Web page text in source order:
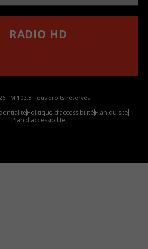
RADIO HD
FM 103,3 Tous droits réservés.
Politique d’accessibilitéPlan du site
Plan d'accessibilite